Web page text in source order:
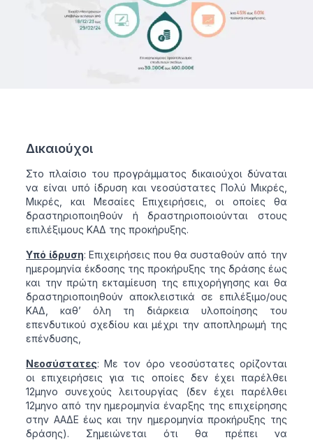
Δικαιούχοι
Στο πλαίσιο του προγράμματος δικαιούχοι δύναται
να είναι υπό ίδρυση και νεοσύστατες Πολύ Μικρές,
Μικρές, και Μεσαίες Επιχειρήσεις, οι οποίες θα
δραστηριοποιηθούν ή δραστηριοποιούνται στους
επιλέξιμους ΚΑΔ της προκήρυξης.
Υπό ίδρυση: Επιχειρήσεις που θα συσταθούν από την
ημερομηνία έκδοσης της προκήρυξης της δράσης έως
και την πρώτη εκταμίευση της επιχορήγησης και θα
δραστηριοποιηθούν αποκλειστικά σε επιλέξιμο/ους
ΚΑΔ, καθ’ όλη τη διάρκεια υλοποίησης του
επενδυτικού σχεδίου και μέχρι την αποπληρωμή της
επένδυσης,
Νεοσύστατες: Με τον όρο νεοσύστατες ορίζονται
οι επιχειρήσεις για τις οποίες δεν έχει παρέλθει
12μηνο συνεχούς λειτουργίας (δεν έχει παρέλθει
12μηνο από την ημερομηνία έναρξης της επιχείρησης
στην ΑΑΔΕ έως και την ημερομηνία προκήρυξης της
δράσης). Σημειώνεται ότι θα πρέπει να